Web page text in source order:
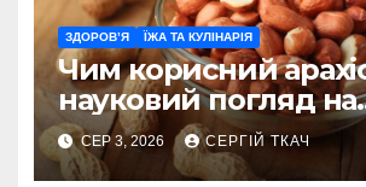
ЗДОРОВ’Я ЇЖА ТА КУЛІНАРІЯ
Чим корисний
науковий погляд на
поживну цінність
СЕР 3, 2026 СЕРГІЙ ТКАЧ